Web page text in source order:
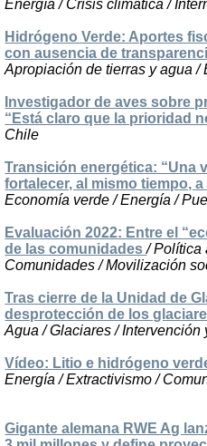
Energía / Crisis climática /
Hidrógeno Verde: Aportes
con ausencia de
Apropiación de tierras y agua
Investigador de aves sobre
“Está claro que la prioridad
Chile
Transición energética: “Una
fortalecer, al mismo tiempo,
Economía verde / Energía /
Evaluación 2022: Entre el
de las comunidades/ Política
Comunidades / Movilización
Tras cierre de la Unidad de
desprotección de los
Agua / Glaciares /
Vídeo: Litio e hidrógeno
Energía / Extractivismo /
Gigante alemana RWE Ag